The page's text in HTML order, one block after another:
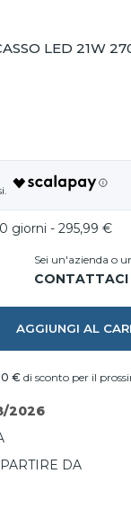
LED 21W
giorni - 295,99 €
Sei un'azienda o
AGGIUNGI AL
€ di sconto per il
2026
DA